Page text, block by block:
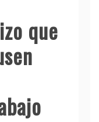
que